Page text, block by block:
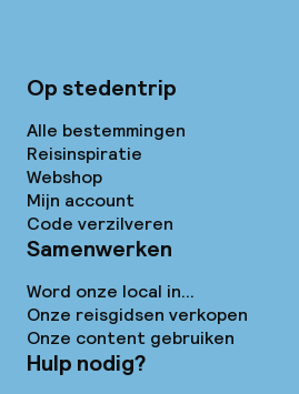
Op stedentrip
Alle bestemmingen
Reisinspiratie
Webshop
Mijn account
Code verzilveren
Samenwerken
Word onze local in...
Onze reisgidsen verkopen
Onze content gebruiken
Hulp nodig?